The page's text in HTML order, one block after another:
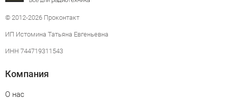
© 2012-2026 Проконтакт
ИП Истомина Татьяна Евгеньевна
ИНН 744719311543
Компания
О нас